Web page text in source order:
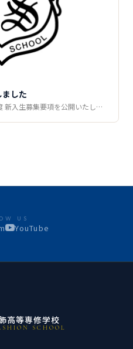
した
新入生募集要項を公開いたし…
US
YouTube
高等専修学校
SCHOOL